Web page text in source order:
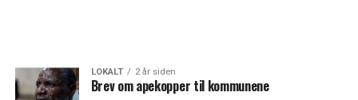
LOKALT 2 år siden
Brev om apekopper til kommunene